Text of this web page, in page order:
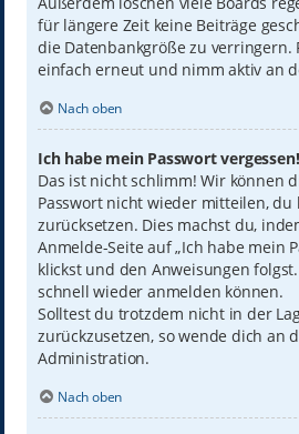
für längere Zeit keine Beiträge
die Datenbankgröße zu verringern.
einfach erneut und nimm aktiv an
Nach oben
Ich habe mein Passwort vergessen!
Das ist nicht schlimm! Wir können
Passwort nicht wieder mitteilen, du
zurücksetzen. Dies machst du,
Anmelde-Seite auf „Ich habe mein
klickst und den Anweisungen
schnell wieder anmelden können.
Solltest du trotzdem nicht in der
zurückzusetzen, so wende dich an
Administration.
Nach oben